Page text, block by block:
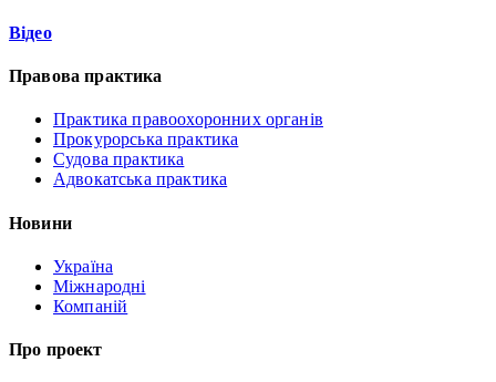
Відео
Правова практика
Практика правоохоронних органів
Прокурорська практика
Судова практика
Адвокатська практика
Новини
Україна
Міжнародні
Компаній
Про проект